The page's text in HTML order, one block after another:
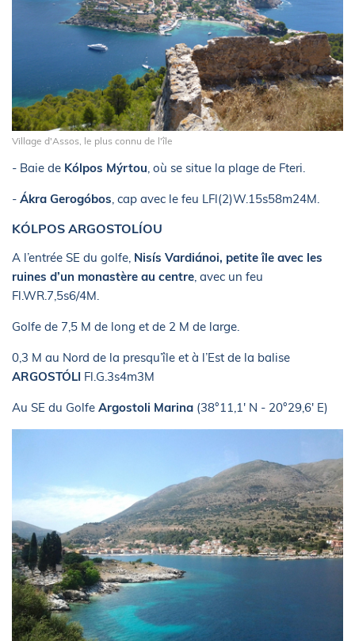
Village d'Assos, le plus connu de l'île
- Baie de Kólpos Mýrtou, où se situe la plage de Fteri.
- Ákra Gerogóbos, cap avec le feu LFl(2)W.15s58m24M.
KÓLPOS ARGOSTOLÍOU
A l’entrée SE du golfe, Nisís Vardiánoi, petite île avec les
ruines d’un monastère au centre, avec un feu
Fl.WR.7,5s6/4M.
Golfe de 7,5 M de long et de 2 M de large.
0,3 M au Nord de la presqu’île et à l’Est de la balise
ARGOSTÓLI Fl.G.3s4m3M
Au SE du Golfe Argostoli Marina (38°11,1' N - 20°29,6' E)